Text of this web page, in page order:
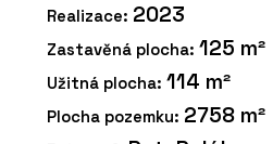
Realizace: 2023
Zastavěná plocha: 125 m²
Užitná plocha: 114 m²
Plocha pozemku: 2758 m²